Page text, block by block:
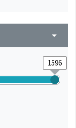
arrow_drop_down